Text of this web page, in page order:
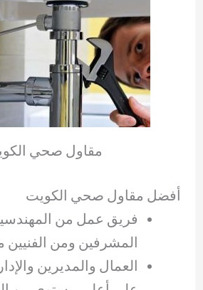
مقاول صحي
أفضل مقاول صحي الكويت
فريق عمل من
المشرفين ومن الفنيين
العمال والمديرين